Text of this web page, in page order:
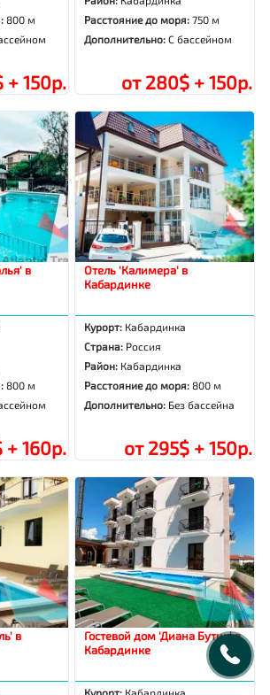
800 м
+ 150р.
Расстояние до моря:750 м
Дополнительно:С бассейном
от 280$ + 150р.
в
800 м
+ 160р.
Отель 'Калимера' в
Кабардинке
Курорт: Кабардинка
Страна: Россия
Район: Кабардинка
Расстояние до моря:800 м
Дополнительно: Без бассейна
от 295$ + 150р.
в
Гостевой дом 'Диана Бутик' в
Кабардинке